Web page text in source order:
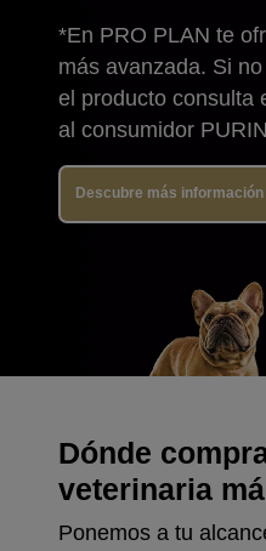
*En PRO PLAN te
más avanzada. Si
el producto consulta
al consumidor
Descubre más información
Dónde
veterinaria
Ponemos a tu